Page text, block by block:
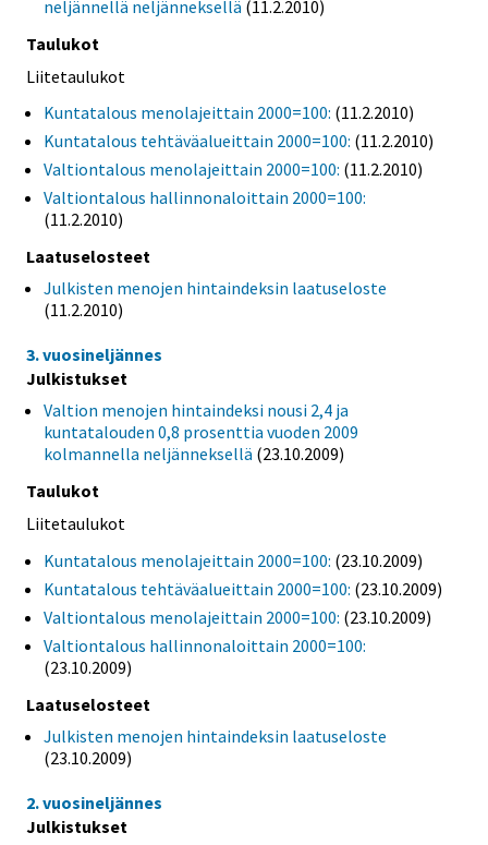
neljännellä neljänneksellä (11.2.2010)
Taulukot
Liitetaulukot
Kuntatalous menolajeittain 2000=100: (11.2.2010)
Kuntatalous tehtäväalueittain 2000=100: (11.2.2010)
Valtiontalous menolajeittain 2000=100: (11.2.2010)
Valtiontalous hallinnonaloittain 2000=100:
(11.2.2010)
Laatuselosteet
Julkisten menojen hintaindeksin laatuseloste
(11.2.2010)
3. vuosineljännes
Julkistukset
Valtion menojen hintaindeksi nousi 2,4 ja
kuntatalouden 0,8 prosenttia vuoden 2009
kolmannella neljänneksellä (23.10.2009)
Taulukot
Liitetaulukot
Kuntatalous menolajeittain 2000=100: (23.10.2009)
Kuntatalous tehtäväalueittain 2000=100: (23.10.2009)
Valtiontalous menolajeittain 2000=100: (23.10.2009)
Valtiontalous hallinnonaloittain 2000=100:
(23.10.2009)
Laatuselosteet
Julkisten menojen hintaindeksin laatuseloste
(23.10.2009)
2. vuosineljännes
Julkistukset